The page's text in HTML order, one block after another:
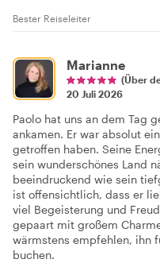
Bester Reiseleiter
Marianne
(Über
20 Juli 2026
Paolo hat uns an dem Tag
ankamen. Er war absolut
getroffen haben. Seine
sein wunderschönes Land
beeindruckend wie sein
ist offensichtlich, dass er
viel Begeisterung und
gepaart mit großem
wärmstens empfehlen, ihn
buchen.